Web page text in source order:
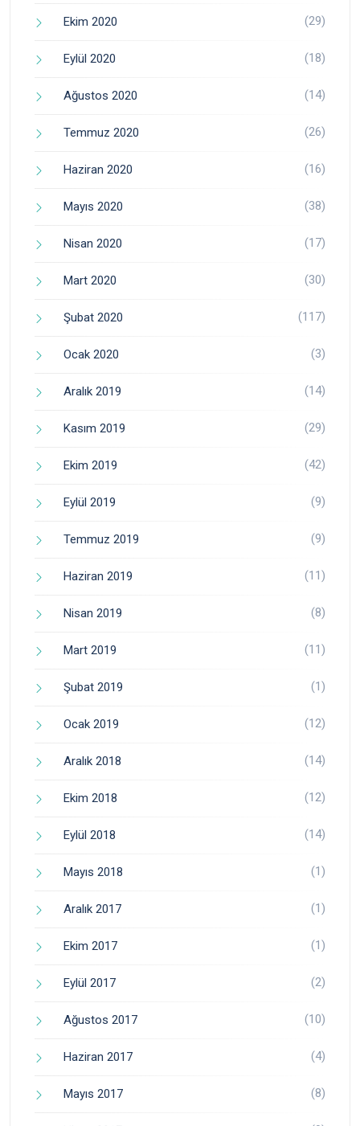
Ekim 2020 (29)
Eylül 2020 (18)
Ağustos 2020 (14)
Temmuz 2020 (26)
Haziran 2020 (16)
Mayıs 2020 (38)
Nisan 2020 (17)
Mart 2020 (30)
Şubat 2020 (117)
Ocak 2020 (3)
Aralık 2019 (14)
Kasım 2019 (29)
Ekim 2019 (42)
Eylül 2019 (9)
Temmuz 2019 (9)
Haziran 2019 (11)
Nisan 2019 (8)
Mart 2019 (11)
Şubat 2019 (1)
Ocak 2019 (12)
Aralık 2018 (14)
Ekim 2018 (12)
Eylül 2018 (14)
Mayıs 2018 (1)
Aralık 2017 (1)
Ekim 2017 (1)
Eylül 2017 (2)
Ağustos 2017 (10)
Haziran 2017 (4)
Mayıs 2017 (8)